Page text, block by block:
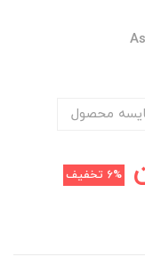
محصول
6% تخفیف